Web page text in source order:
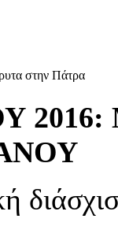
στην Πάτρα